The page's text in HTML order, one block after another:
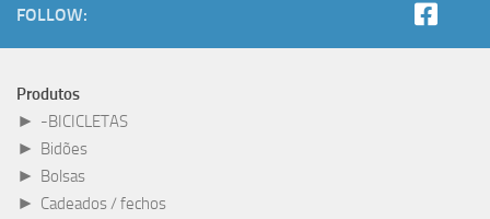
FOLLOW:
Produtos
► -BICICLETAS
► Bidões
► Bolsas
► Cadeados / fechos